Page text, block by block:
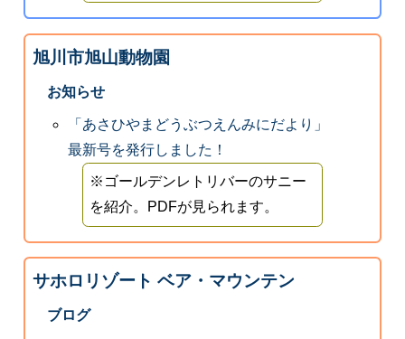
旭川市旭山動物園
お知らせ
「あさひやまどうぶつえんみにだより」
最新号を発行しました！
※ゴールデンレトリバーのサニー
を紹介。PDFが見られます。
サホロリゾート ベア・マウンテン
ブログ